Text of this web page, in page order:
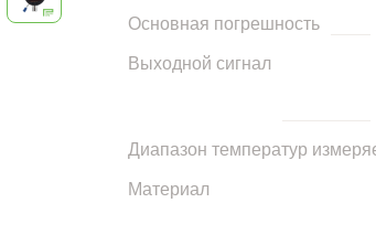
Основная погрешность
Выходной сигнал
Диапазон температур
Материал